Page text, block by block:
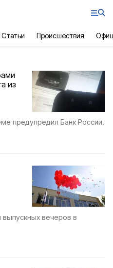
Статьи Происшествия
из
предупредил Банк России.
вечеров в